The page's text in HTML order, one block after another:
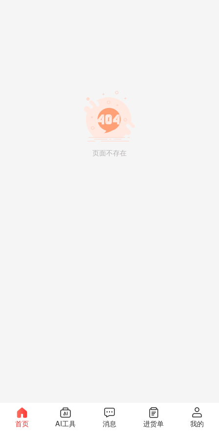
页面不存在
首页 AI工具 消息 进货单 我的